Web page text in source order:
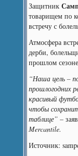
Защитник
товарищем по
встречу с
Атмосфера
дерби,
прошлом
“Наша цель –
прошлогодних
красивый
чтобы
таблице” –
Mercantile.
Источник: